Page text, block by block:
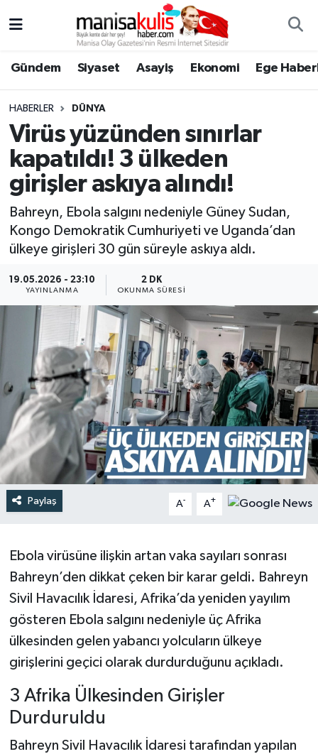
Gündem Siyaset Asayiş Ekonomi Ege
HABERLER DÜNYA
Virüs yüzünden sınırlar
kapatıldı! 3 ülkeden
girişler askıya alındı!
Bahreyn, Ebola salgını nedeniyle Güney Sudan,
Kongo Demokratik Cumhuriyeti ve Uganda’dan
ülkeye girişleri 30 gün süreyle askıya aldı.
19.05.2026 - 23:10
YAYINLANMA
2 DK
OKUNMA SÜRESI
Paylaş A- A+
Ebola virüsüne ilişkin artan vaka sayıları sonrası
Bahreyn’den dikkat çeken bir karar geldi. Bahreyn
Sivil Havacılık İdaresi, Afrika’da yeniden yayılım
gösteren Ebola salgını nedeniyle üç Afrika
ülkesinden gelen yabancı yolcuların ülkeye
girişlerini geçici olarak durdurduğunu açıkladı.
3 Afrika Ülkesinden Girişler
Durduruldu
Bahreyn Sivil Havacılık İdaresi tarafından yapılan
Ege Haberleri
Ekonomi
Genel
Gündem
Resmi İlan
Spor
Türkiye
Yaşam
Yunusemre Hava Durumu
Yunusemre Trafik Yoğunluk Haritası
Süper Lig Puan Durumu ve Fikstür
Tüm Manşetler
Son Dakika Haberleri